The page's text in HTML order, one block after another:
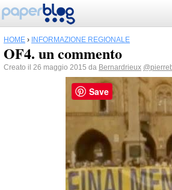
HOME › INFORMAZIONE REGIONALE
OF4. un commento
Creato il 26 maggio 2015 da Bernardrieux
Save